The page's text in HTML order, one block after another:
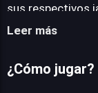
sus respectivos
deberán emplear
haciendo uso de
Leer más
¿Cómo jugar?